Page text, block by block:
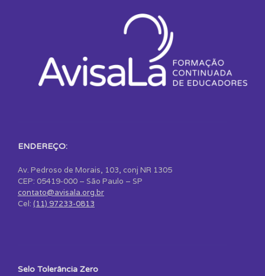
ENDEREÇO:
Av. Pedroso de Morais, 103, conj NR 1305
CEP: 05419-000 – São Paulo – SP
contato@avisala.org.br
Cel: (11) 97233-0813
Selo Tolerância Zero